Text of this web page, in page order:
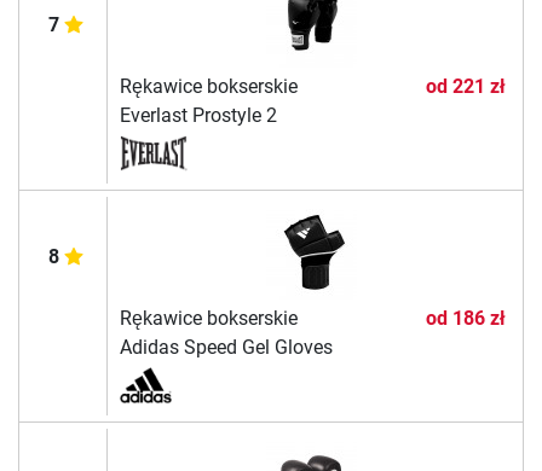
7
Rękawice bokserskie
Everlast Prostyle 2
od 221 zł
8
Rękawice bokserskie
Adidas Speed Gel Gloves
od 186 zł